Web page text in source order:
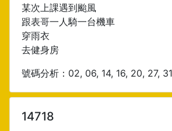
某次上課遇到颱風
跟表哥一人騎一台機車
穿雨衣
去健身房
號碼分析：02, 06, 14, 16, 20, 27,
14718